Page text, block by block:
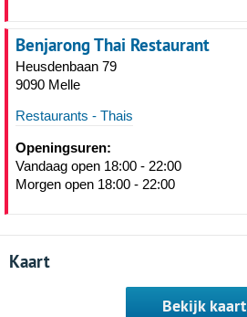
Benjarong Thai Restaurant
Heusdenbaan 79
9090 Melle
Restaurants - Thais
Openingsuren:
Vandaag open 18:00 - 22:00
Morgen open 18:00 - 22:00
Kaart
Bekijk kaart